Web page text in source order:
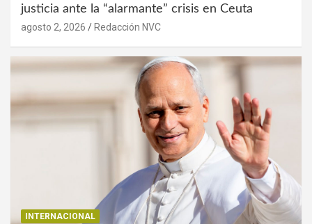
justicia ante la “alarmante” crisis en Ceuta
agosto 2, 2026 Redacción NVC
INTERNACIONAL